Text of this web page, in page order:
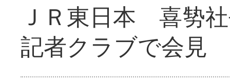
ＪＲ東日本 喜㔟
記者クラブで会見